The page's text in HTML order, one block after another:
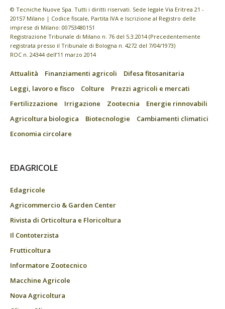
© Tecniche Nuove Spa. Tutti i diritti riservati. Sede legale Via Eritrea 21 -
20157 Milano | Codice fiscale, Partita IVA e Iscrizione al Registro delle
imprese di Milano: 00753480151
Registrazione Tribunale di Milano n. 76 del 5.3.2014 (Precedentemente
registrata presso il Tribunale di Bologna n. 4272 del 7/04/1973)
ROC n. 24344 dell’11 marzo 2014
Attualità Finanziamenti agricoli
Difesa fitosanitaria
Leggi, lavoro e fisco
Colture
Prezzi agricoli e mercati
Fertilizzazione
Irrigazione Zootecnia
Energie rinnovabili
Agricoltura biologica
Biotecnologie
Cambiamenti climatici
Economia circolare
EDAGRICOLE
Edagricole
Agricommercio & Garden Center
Rivista di Orticoltura e Floricoltura
Il Contoterzista
Frutticoltura
Informatore Zootecnico
Macchine Agricole
Nova Agricoltura